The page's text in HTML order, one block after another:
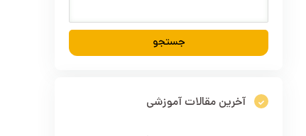
آخرین مقالات آموزشی